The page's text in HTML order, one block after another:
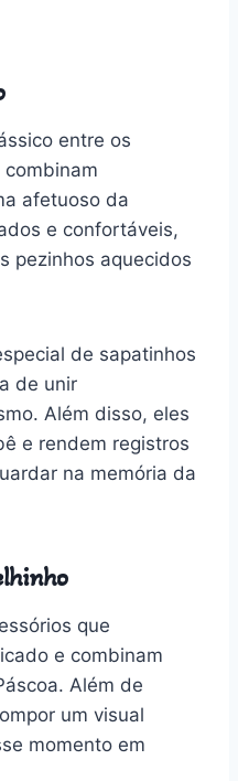
entre os
afetuoso da
e confortáveis,
pezinhos aquecidos
de sapatinhos
de unir
Além disso, eles
e rendem registros
na memória da
que
e combinam
Além de
um visual
momento em